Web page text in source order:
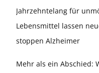
Jahrzehntelang für
Lebensmittel lassen
stoppen Alzheimer
Mehr als ein Abschied: